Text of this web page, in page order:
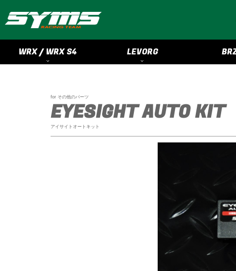
WRX / WRX S4 LEVORG
for その他のパーツ
EYESIGHT AUTO KIT
アイサイトオートキット